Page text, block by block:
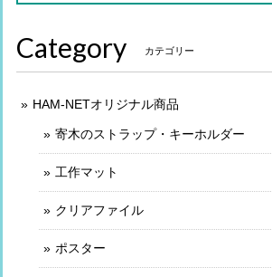
Category カテゴリー
HAM-NETオリジナル商品
寄木のストラップ・キーホルダー
工作マット
クリアファイル
ポスター